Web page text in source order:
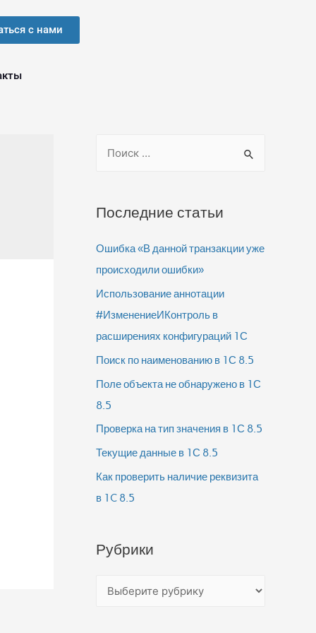
с нами
Последние статьи
Ошибка «В данной транзакции уже
происходили ошибки»
Использование аннотации
#ИзменениеИКонтроль в
расширениях конфигураций 1С
Поиск по наименованию в 1С 8.5
Поле объекта не обнаружено в 1С
8.5
Проверка на тип значения в 1С 8.5
Текущие данные в 1С 8.5
Как проверить наличие реквизита
в 1C 8.5
Рубрики